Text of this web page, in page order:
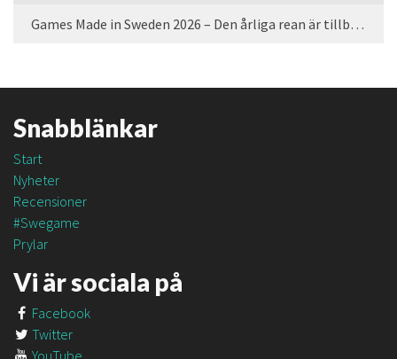
Games Made in Sweden 2026 – Den årliga rean är tillbaka
Snabblänkar
Start
Nyheter
Recensioner
#Swegame
Prylar
Vi är sociala på
Facebook
Twitter